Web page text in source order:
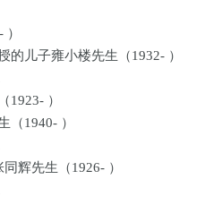
儿子雍小楼先生（1932- ）
）
1940- ）
辉先生（1926- ）